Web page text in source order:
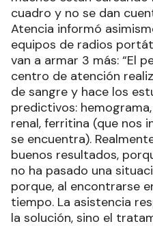
cuadro y no se dan
Atencia informó
equipos de radios
van a armar 3 más: “El
centro de atención
de sangre y hace los
predictivos:
renal, ferritina (que nos
se encuentra).
buenos resultados,
no ha pasado una
porque, al encontrarse
tiempo. La asistencia
la solución, sino el